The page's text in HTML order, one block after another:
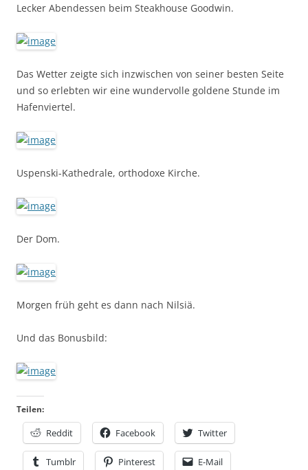
Lecker Abendessen beim Steakhouse Goodwin.
Das Wetter zeigte sich inzwischen von seiner besten Seite
und so erlebten wir eine wundervolle goldene Stunde im
Hafenviertel.
Uspenski-Kathedrale, orthodoxe Kirche.
Der Dom.
Morgen früh geht es dann nach Nilsiä.
Und das Bonusbild:
Teilen:
Reddit Facebook Twitter
Tumblr Pinterest E-Mail